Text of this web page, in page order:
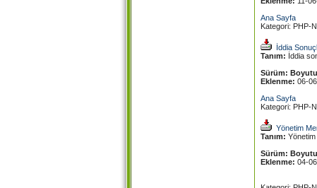
Ana Sayfa
Kategori: PHP-
İddia
Tanım: İddia
Sürüm:
Eklenme: 06-
Ana Sayfa
Kategori: PHP-
Yönetim
Tanım:
Sürüm:
Eklenme: 04-